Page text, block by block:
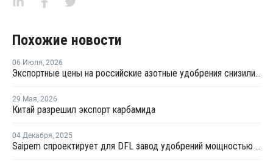
Похожие новости
06 Июля, 2026
Экспортные цены на российские азотные удобрения снизились на 22-40%
29 Мая, 2026
Китай разрешил экспорт карбамида
04 Декабря, 2025
Saipem спроектирует для DFL завод удобрений мощностью 9 млн тонн